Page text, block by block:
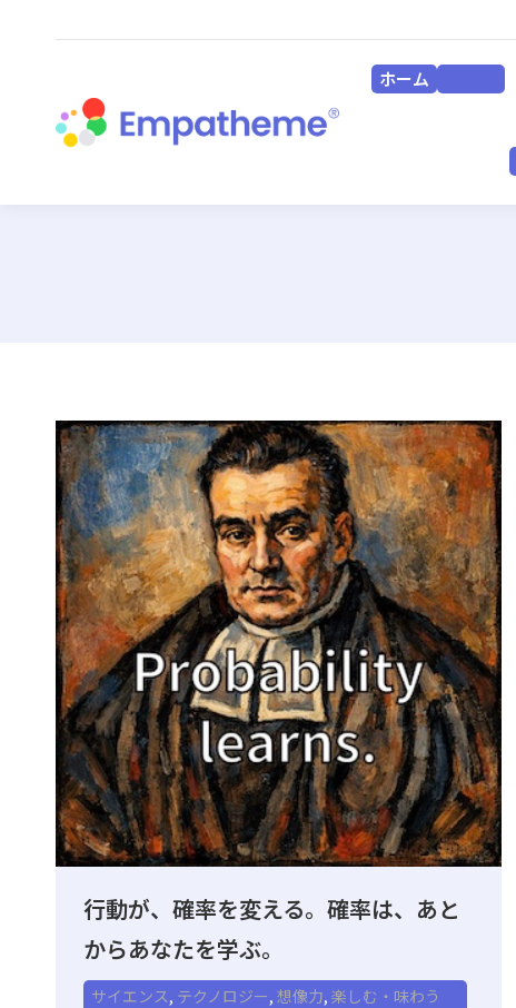
ホーム
行動が、確率を変える。確率は、あと
からあなたを学ぶ。
サイエンス, テクノロジー, 想像力, 楽しむ・味わう
ホーム HOME